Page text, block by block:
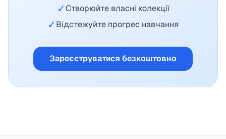
✓Створюйте власні колекції
✓Відстежуйте прогрес навчання
Зареєструватися безкоштовно